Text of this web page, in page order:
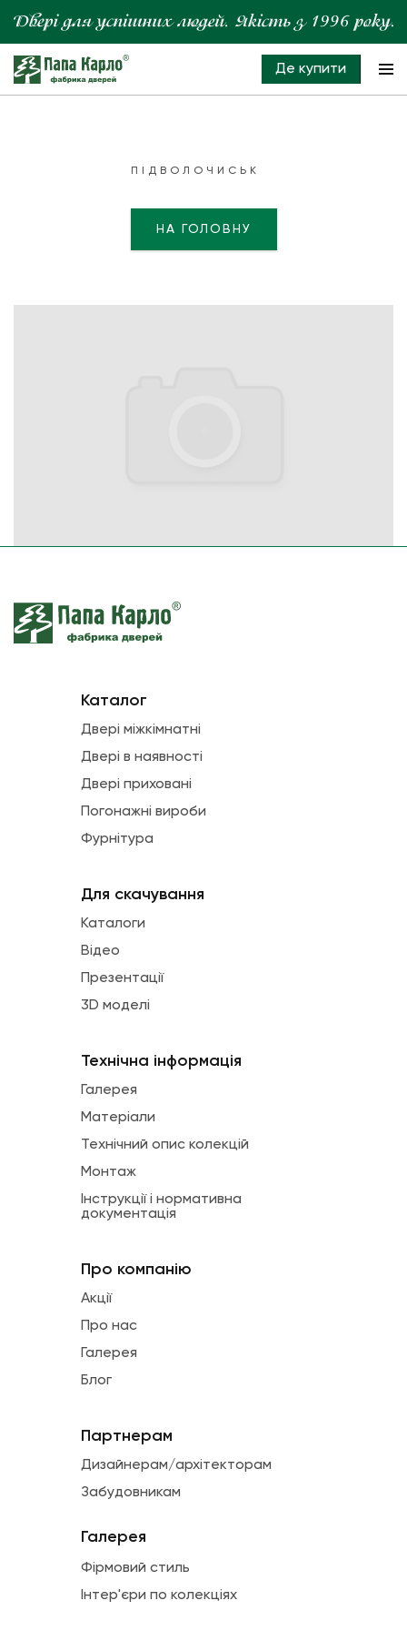
Де купити
ПІДВОЛОЧИСЬК
НА ГОЛОВНУ
Каталог
Двері міжкімнатні
Двері в наявності
Двері приховані
Погонажні вироби
Фурнітура
Для скачування
Каталоги
Відео
Презентації
3D моделі
Технічна інформація
Галерея
Матеріали
Технічний опис колекцій
Монтаж
Інструкції і нормативна
документація
Про компанію
Акції
Про нас
Галерея
Блог
Партнерам
Дизайнерам/архітекторам
Забудовникам
Галерея
Фірмовий стиль
Інтер'єри по колекціях